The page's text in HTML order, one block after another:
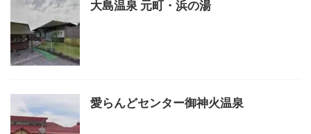
大島温泉 元町・浜の湯
愛らんどセンター御神火温泉